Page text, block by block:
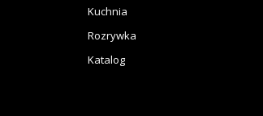
Kuchnia
Rozrywka
Katalog